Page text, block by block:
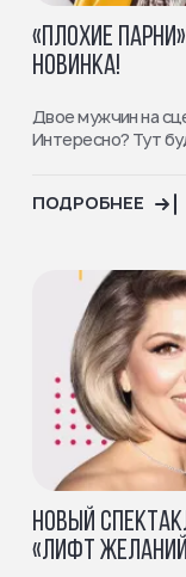
«ПЛОХИЕ
НОВИНКА!
Двое мужчин на
Интересно? Тут
ПОДРОБНЕЕ
НОВЫЙ
«ЛИФТ